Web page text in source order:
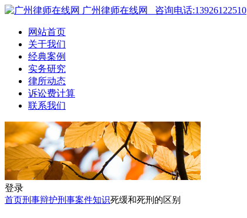
广州律师在线网 咨询电话:13926122510
网站首页
关于我们
经典案例
实务研究
律所动态
诉讼费计算
联系我们
登录
首页刑事辩护刑事案件知识死缓和死刑的区别